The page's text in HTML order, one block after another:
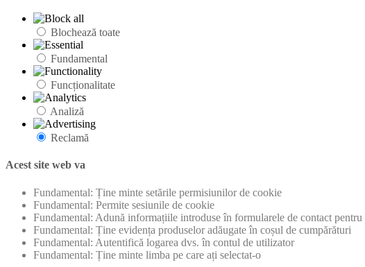
Blochează toate
Fundamental
Funcționalitate
Analiză
Reclamă
Acest site web va
Fundamental: Ține minte setările permisiunilor de cookie
Fundamental: Permite sesiunile de cookie
Fundamental: Adună informațiile introduse în formularele de contact
Fundamental: Ține evidența produselor adăugate în coșul de cumpărături
Fundamental: Autentifică logarea dvs. în contul de utilizator
Fundamental: Ține minte limba pe care ați selectat-o